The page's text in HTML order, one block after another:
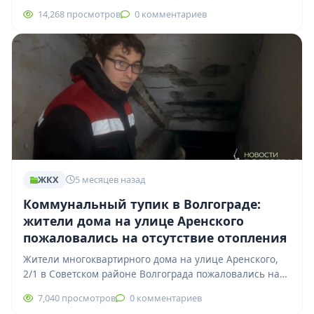
система…
14,268 просмотров 0 комментариев
ЖКХ 5 месяцев назад
Коммунальный тупик в Волгограде:
жители дома на улице Аренского
пожаловались на отсутствие отопления
Жители многоквартирного дома на улице Аренского,
2/1 в Советском районе Волгограда пожаловались на
7,040 просмотров 0 комментариев